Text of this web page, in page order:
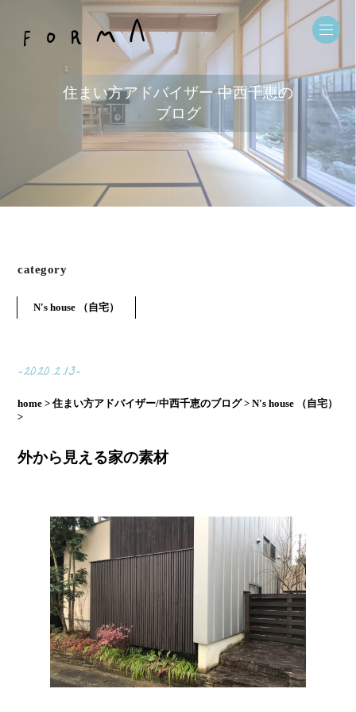
住まい方アドバイザー 中西千恵の
ブログ
category
N's house （自宅）
-2020.2.13-
home > 住まい方アドバイザー/中西千恵のブログ > N's house （自宅）
>
外から見える家の素材